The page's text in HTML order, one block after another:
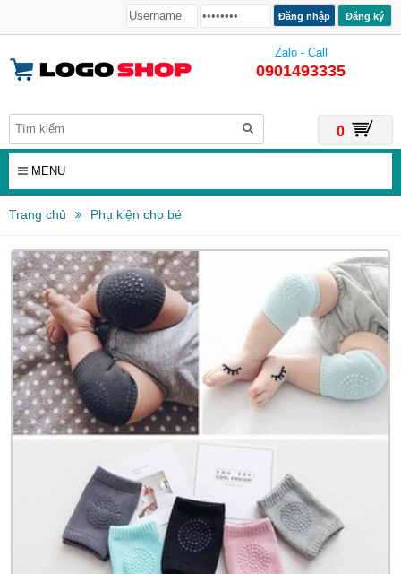
Đăng ký
Zalo - Call
0901493335
0
MENU
Trang chủ Phụ kiện cho bé